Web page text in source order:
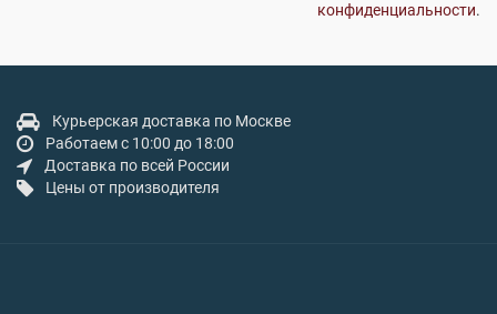
конфиденциальности.
Курьерская доставка по Москве
Работаем с 10:00 до 18:00
Доставка по всей России
Цены от производителя